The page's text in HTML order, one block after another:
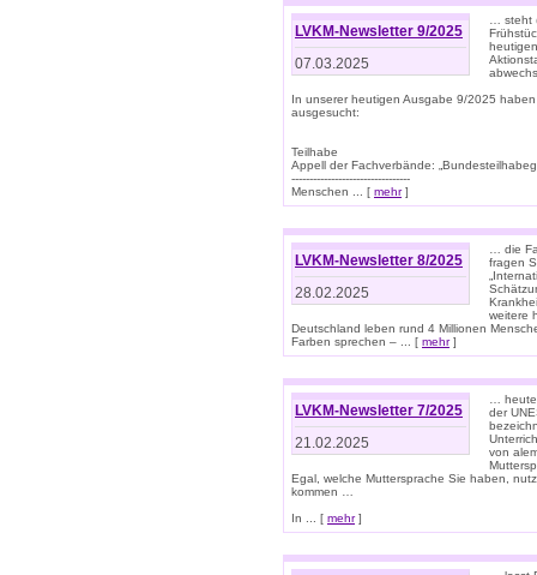
LVKM-Newsletter 9/2025
07.03.2025
… steht
In unserer heutigen Ausgabe 9/2025
ausgesucht:
Teilhabe
Appell der Fachverbände:
---------------------------------
Menschen ... [ mehr]
LVKM-Newsletter 8/2025
28.02.2025
… die
fragen
weitere
Deutschland leben rund 4 Millionen
Farben sprechen – ... [ mehr]
LVKM-Newsletter 7/2025
21.02.2025
…
der
von
Egal, welche Muttersprache Sie haben,
kommen …
In ... [ mehr]